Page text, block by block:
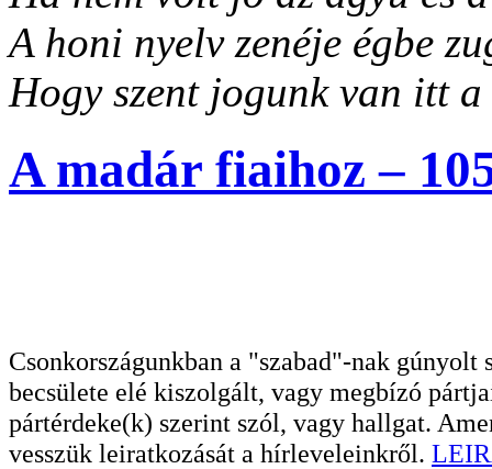
A honi nyelv zenéje égbe
Hogy szent jogunk van itt
A madár fiaihoz –
Csonkországunkban a "szabad"-nak
becsülete elé kiszolgált, vagy megbízó
pártérdeke(k) szerint szól, vagy hallgat.
vesszük leiratkozását a hírleveleinkről.